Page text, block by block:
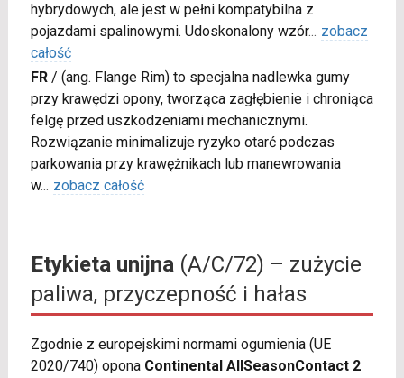
hybrydowych, ale jest w pełni kompatybilna z
pojazdami spalinowymi. Udoskonalony wzór... zobacz
całość
FR/ (ang. Flange Rim) to specjalna nadlewka gumy
przy krawędzi opony, tworząca zagłębienie i chroniąca
felgę przed uszkodzeniami mechanicznymi.
Rozwiązanie minimalizuje ryzyko otarć podczas
parkowania przy krawężnikach lub manewrowania
w... zobacz całość
Etykieta unijna(A/C/72) – zużycie
paliwa, przyczepność i hałas
Zgodnie z europejskimi normami ogumienia (UE
2020/740) opona Continental AllSeasonContact 2